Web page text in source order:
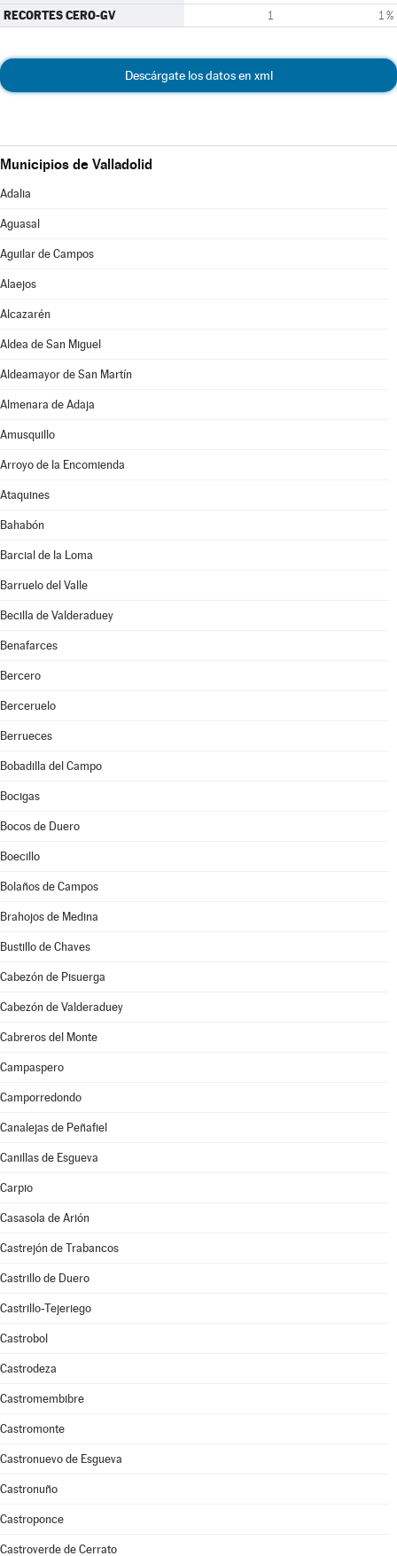
RECORTES CERO-GV 1 1 %
Descárgate los datos en xml
Municipios de Valladolid
Adalia
Aguasal
Aguilar de Campos
Alaejos
Alcazarén
Aldea de San Miguel
Aldeamayor de San Martín
Almenara de Adaja
Amusquillo
Arroyo de la Encomienda
Ataquines
Bahabón
Barcial de la Loma
Barruelo del Valle
Becilla de Valderaduey
Benafarces
Bercero
Berceruelo
Berrueces
Bobadilla del Campo
Bocigas
Bocos de Duero
Boecillo
Bolaños de Campos
Brahojos de Medina
Bustillo de Chaves
Cabezón de Pisuerga
Cabezón de Valderaduey
Cabreros del Monte
Campaspero
Camporredondo
Canalejas de Peñafiel
Canillas de Esgueva
Carpio
Casasola de Arión
Castrejón de Trabancos
Castrillo de Duero
Castrillo-Tejeriego
Castrobol
Castrodeza
Castromembibre
Castromonte
Castronuevo de Esgueva
Castronuño
Castroponce
Castroverde de Cerrato